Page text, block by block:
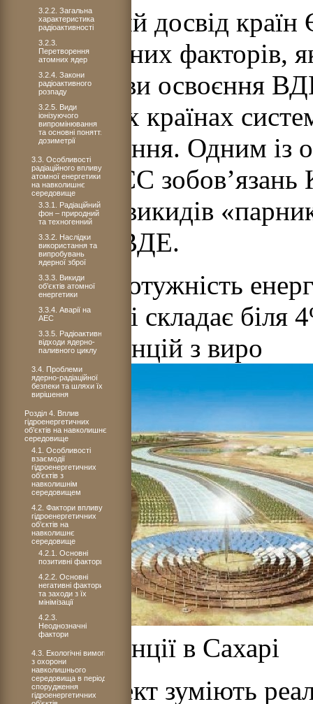
Позитивний досвід
різноманітних факторів,
перспективи освоєння
діючі у цих країнах
стимулювання. Одним із
країнами ЄС зобов’язань
зниження викидів
освоєння ВДЕ.
Сумарна потужність
ВДЕ у світі складає біля
електростанцій з виро
електростанції в Сахарі
Якщо проект зуміють
3.2.2. Загальна
характеристика
радіоактивності
3.2.3.
Перетворення
атомних ядер
3.2.4. Закони
радіоактивного
розпаду
3.2.5. Види
іонізуючого
випромінювання
та основні поняття
дозиметрії
3.3. Особливості
радіаційного впливу
атомної енергетики
на навколишнє
середовище
3.3.1. Радіаційний
фон – природний
та техногенний
3.3.2. Наслідки
використання та
випробувань
ядерної зброї
3.3.3. Викиди
об’єктів атомної
енергетики
3.3.4. Аварії на
АЕС
3.3.5. Радіоактивні
відходи ядерно-
паливного циклу
3.4. Проблеми
ядерно-радіаційної
безпеки та шляхи їх
вирішення
Розділ 4. Вплив
гідроенергетичних
об’єктів на навколишнє
середовище
4.1. Особливості
взаємодії
гідроенергетичних
об’єктів з
навколишнім
середовищем
4.2. Фактори впливу
гідроенергетичних
об’єктів на
навколишнє
середовище
4.2.1. Основні
позитивні фактори
4.2.2. Основні
негативні фактори
та заходи з їх
мінімізації
4.2.3.
Неоднозначні
фактори
4.3. Екологічні вимоги
з охорони
навколишнього
середовища в період
спорудження
гідроенергетичних